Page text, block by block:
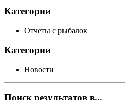
Категории
Отчеты с рыбалок
Категории
Новости
Поиск результатов в...